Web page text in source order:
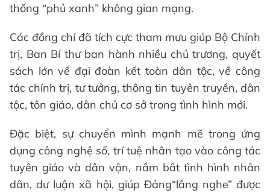
thống “phủ xanh” không gian mạng.
Các đồng chí đã tích cực tham mưu giúp Bộ Chính
trị, Ban Bí thư ban hành nhiều chủ trương, quyết
sách lớn về đại đoàn kết toàn dân tộc, về công
tác chính trị, tư tưởng, thông tin tuyên truyền, dân
tộc, tôn giáo, dân chủ cơ sở trong tình hình mới.
Đặc biệt, sự chuyển mình mạnh mẽ trong ứng
dụng công nghệ số, trí tuệ nhân tạo vào công tác
tuyên giáo và dân vận, nắm bắt tình hình nhân
dân, dư luận xã hội, giúp Đảng“lắng nghe” được